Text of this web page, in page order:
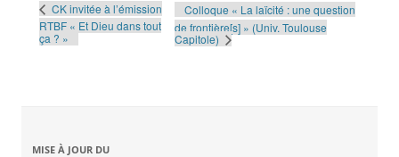
CK invitée à l’émission
RTBF « Et Dieu dans tout
ça ? »
Colloque « La laïcité : une question
de frontière[s] » (Univ. Toulouse
Capitole)
MISE À JOUR DU